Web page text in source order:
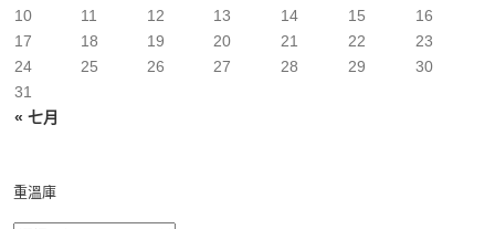
« 七月
10
11 12 13 14 15
16
17
18 19 20 21 22
23
24
25 26 27 28 29
30
31
重溫庫